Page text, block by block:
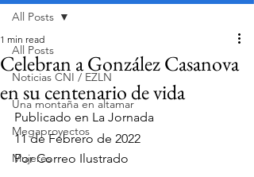
All Posts
Noticias CNI / EZLN
Una montaña en altamar
Megaproyectos
Mujeres
All Posts
Celebran a González Casanova
en su centenario de vida
1 min read
Publicado en La Jornada
11 de Febrero de 2022
Por Correo Ilustrado